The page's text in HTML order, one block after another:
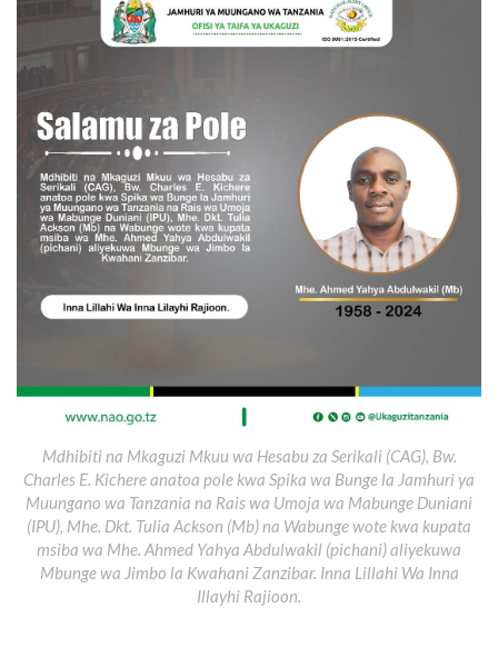
Mdhibiti na Mkaguzi Mkuu wa Hesabu za Serikali (CAG), Bw.
Charles E. Kichere anatoa pole kwa Spika wa Bunge la Jamhuri ya
Muungano wa Tanzania na Rais wa Umoja wa Mabunge Duniani
(IPU), Mhe. Dkt. Tulia Ackson (Mb) na Wabunge wote kwa kupata
msiba wa Mhe. Ahmed Yahya Abdulwakil (pichani) aliyekuwa
Mbunge wa Jimbo la Kwahani Zanzibar. Inna Lillahi Wa Inna
Illayhi Rajioon.